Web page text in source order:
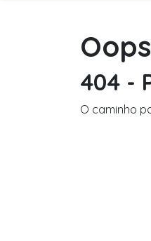
404 -
O caminho